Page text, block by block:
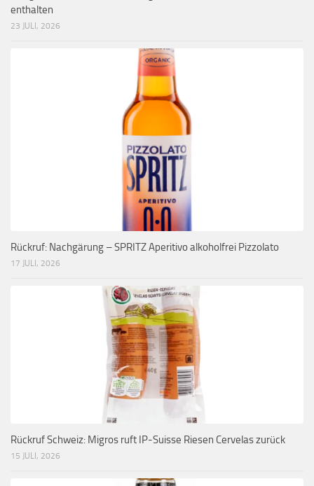
enthalten
23 JULI, 2026
Rückruf: Nachgärung – SPRITZ Aperitivo alkoholfrei Pizzolato
17 JULI, 2026
Rückruf Schweiz: Migros ruft IP-Suisse Riesen Cervelas zurück
15 JULI, 2026